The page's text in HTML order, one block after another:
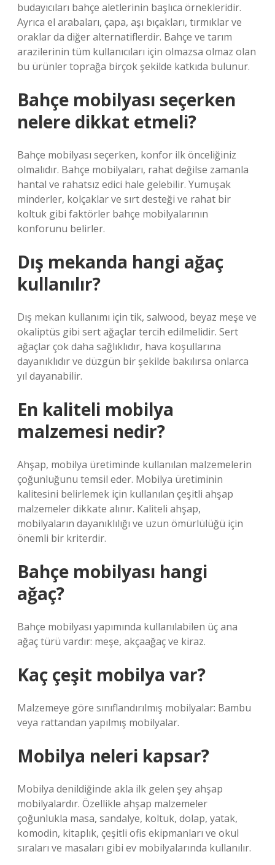
budayıcıları bahçe aletlerinin başlıca örnekleridir.
Ayrıca el arabaları, çapa, aşı bıçakları, tırmıklar ve
oraklar da diğer alternatiflerdir. Bahçe ve tarım
arazilerinin tüm kullanıcıları için olmazsa olmaz olan
bu ürünler toprağa birçok şekilde katkıda bulunur.
Bahçe mobilyası seçerken
nelere dikkat etmeli?
Bahçe mobilyası seçerken, konfor ilk önceliğiniz
olmalıdır. Bahçe mobilyaları, rahat değilse zamanla
hantal ve rahatsız edici hale gelebilir. Yumuşak
minderler, kolçaklar ve sırt desteği ve rahat bir
koltuk gibi faktörler bahçe mobilyalarının
konforunu belirler.
Dış mekanda hangi ağaç
kullanılır?
Dış mekan kullanımı için tik, salwood, beyaz meşe ve
okaliptüs gibi sert ağaçlar tercih edilmelidir. Sert
ağaçlar çok daha sağlıklıdır, hava koşullarına
dayanıklıdır ve düzgün bir şekilde bakılırsa onlarca
yıl dayanabilir.
En kaliteli mobilya
malzemesi nedir?
Ahşap, mobilya üretiminde kullanılan malzemelerin
çoğunluğunu temsil eder. Mobilya üretiminin
kalitesini belirlemek için kullanılan çeşitli ahşap
malzemeler dikkate alınır. Kaliteli ahşap,
mobilyaların dayanıklılığı ve uzun ömürlülüğü için
önemli bir kriterdir.
Bahçe mobilyası hangi
ağaç?
Bahçe mobilyası yapımında kullanılabilen üç ana
ağaç türü vardır: meşe, akçaağaç ve kiraz.
Kaç çeşit mobilya var?
Malzemeye göre sınıflandırılmış mobilyalar: Bambu
veya rattandan yapılmış mobilyalar.
Mobilya neleri kapsar?
Mobilya denildiğinde akla ilk gelen şey ahşap
mobilyalardır. Özellikle ahşap malzemeler
çoğunlukla masa, sandalye, koltuk, dolap, yatak,
komodin, kitaplık, çeşitli ofis ekipmanları ve okul
sıraları ve masaları gibi ev mobilyalarında kullanılır.